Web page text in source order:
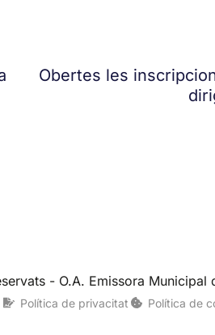
Obertes les
- O.A. Emissora Municipal
Política de privacitat Política de